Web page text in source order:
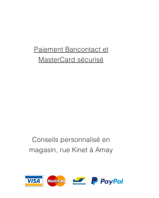
Paiement Bancontact et
MasterCard sécurisé
Conseils personnalisé en
magasin, rue Kinet à Amay